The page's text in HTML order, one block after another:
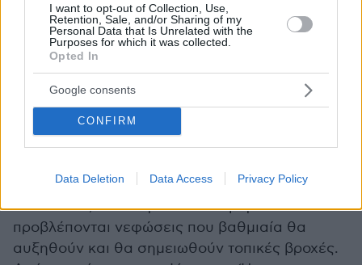
I want to opt-out of Collection, Use,
Retention, Sale, and/or Sharing of my
Personal Data that Is Unrelated with the
Purposes for which it was collected.
Opted In
Google consents
CONFIRM
Data Deletion Data Access Privacy Policy
κεντρικά και βόρεια που από το απόγευμα θα
ενταθούν και το βράδυ θα είναι τοπικά ισχυρές
θερμοκρασία
έως τους 23 με 26 βαθμούς
-Οι θα φτάνουν τα 4 με 6 και τοπικά στα
Στα δυτικά, τα κεντρικά και τα βόρεια
προβλέπονται νεφώσεις που βαθμιαία θα
αυξηθούν και θα σημειωθούν τοπικές βροχές.